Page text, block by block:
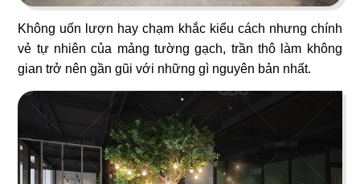
Không uốn lượn hay chạm khắc kiểu cách nhưng chính
vẻ tự nhiên của mảng tường gạch, trần thô làm không
gian trở nên gần gũi với những gì nguyên bản nhất.
53
SUSHI MASA
Nhà hàng Nhật
54
LAN KWAI FONG
Beer Club